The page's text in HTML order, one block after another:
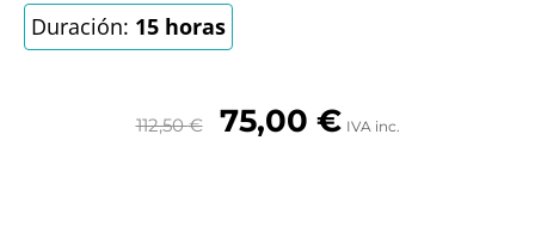
Duración: 15 horas
112,50€ 75,00 € IVA inc.